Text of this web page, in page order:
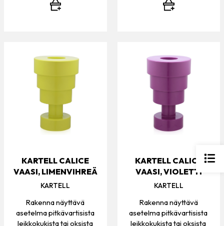
KARTELL CALICE
VAASI, LIMENVIHREÄ
KARTELL
Rakenna näyttävä
asetelma pitkävartisista
leikkokukista tai oksista
KARTELL CALICE
VAASI, VIOLETTI
KARTELL
Rakenna näyttävä
asetelma pitkävartisista
leikkokukista tai oksista